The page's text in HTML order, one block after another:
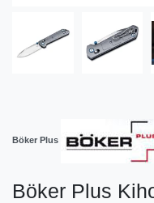
Böker Plus
Böker Plus